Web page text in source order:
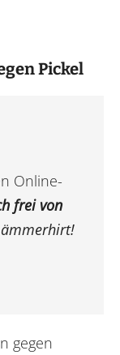
Pickel
Online-
frei von
gegen